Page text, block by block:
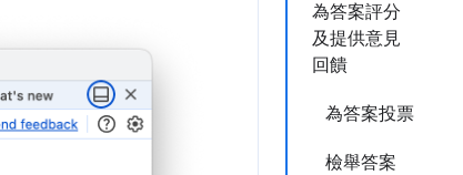
為答案評分
及提供意見
回饋
為答案投票
檢舉答案